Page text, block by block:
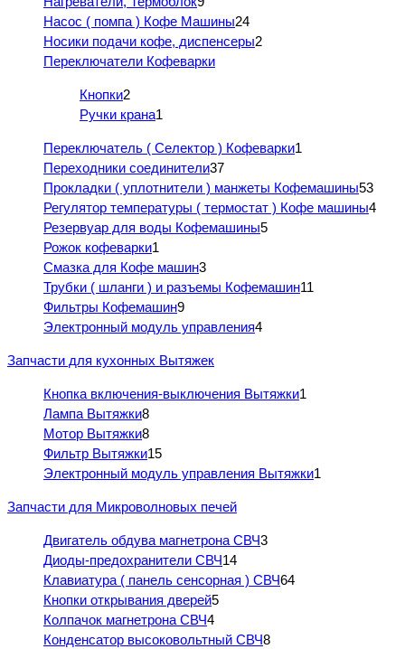
Насос ( помпа ) Кофе Машины24
Носики подачи кофе, диспенсеры2
Переключатели Кофеварки
Кнопки2
Ручки крана1
Переключатель ( Селектор ) Кофеварки1
Переходники соединители37
Прокладки ( уплотнители ) манжеты Кофемашины53
Регулятор температуры ( термостат ) Кофе машины4
Резервуар для воды Кофемашины5
Рожок кофеварки1
Смазка для Кофе машин3
Трубки ( шланги ) и разъемы Кофемашин11
Фильтры Кофемашин9
Электронный модуль управления4
Запчасти для кухонных Вытяжек
Кнопка включения-выключения Вытяжки1
Лампа Вытяжки8
Мотор Вытяжки8
Фильтр Вытяжки15
Электронный модуль управления Вытяжки1
Запчасти для Микроволновых печей
Двигатель обдува магнетрона СВЧ3
Диоды-предохранители СВЧ14
Клавиатура ( панель сенсорная ) СВЧ64
Кнопки открывания дверей5
Колпачок магнетрона СВЧ4
Конденсатор высоковольтный СВЧ8